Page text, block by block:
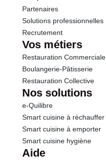
Partenaires
Solutions professionnelles
Recrutement
Vos métiers
Restauration Commerciale
Boulangerie-Pâtisserie
Restauration Collective
Nos solutions
e-Quilibre
Smart cuisine à réchauffer
Smart cuisine à emporter
Smart cuisine hygiène
Aide